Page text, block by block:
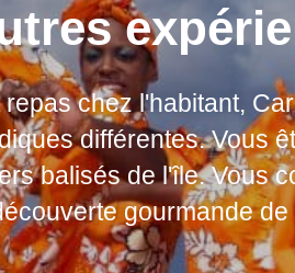
chez l'habitant,
différentes. Vous
balisés de l'île. Vous
gourmande